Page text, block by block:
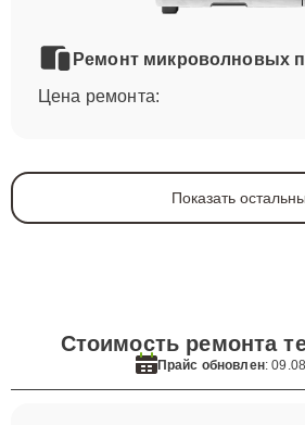
Ремонт микроволновых
Цена ремонта:
Показать
Стоимость ремонта
Прайс обновлен: